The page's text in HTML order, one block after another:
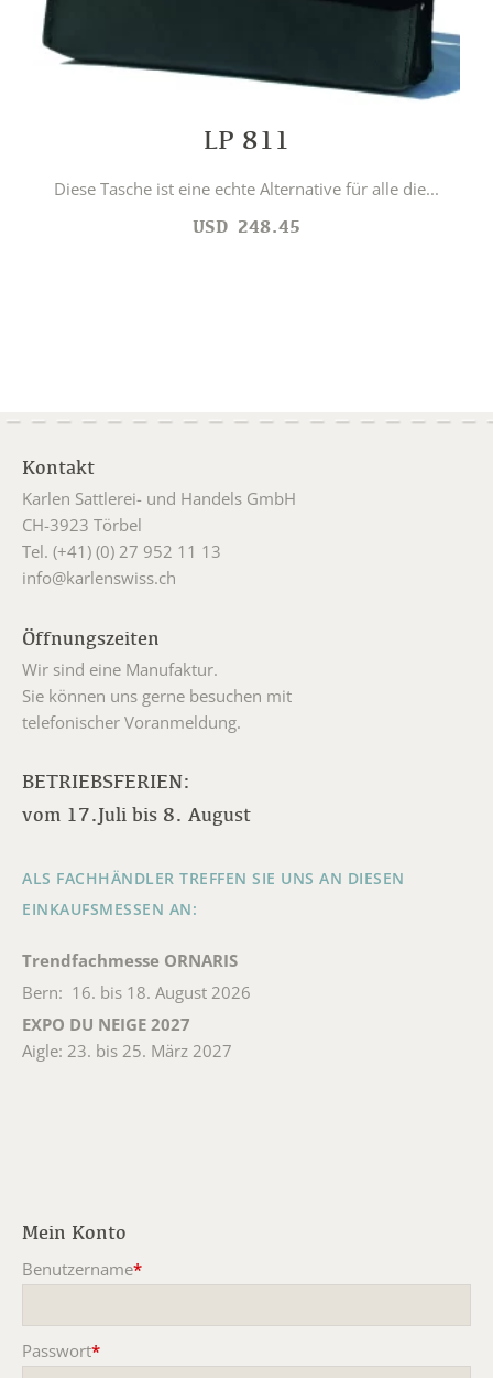
LP 811
Diese Tasche ist eine echte Alternative für alle die...
USD 248.45
Kontakt
Karlen Sattlerei- und Handels GmbH
CH-3923 Törbel
Tel. (+41) (0) 27 952 11 13
info@karlenswiss.ch
Öffnungszeiten
Wir sind eine Manufaktur.
Sie können uns gerne besuchen mit
telefonischer Voranmeldung.
BETRIEBSFERIEN:
vom 17.Juli bis 8. August
ALS FACHHÄNDLER TREFFEN SIE UNS AN DIESEN
EINKAUFSMESSEN AN:
Trendfachmesse ORNARIS
Bern: 16. bis 18. August 2026
EXPO DU NEIGE 2027
Aigle: 23. bis 25. März 2027
Mein Konto
Benutzername*
Passwort*